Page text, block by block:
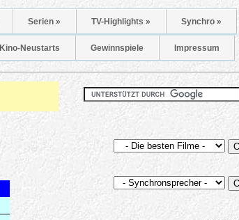
Serien » TV-Highlights » Synchro »
Kino-Neustarts Gewinnspiele Impressum